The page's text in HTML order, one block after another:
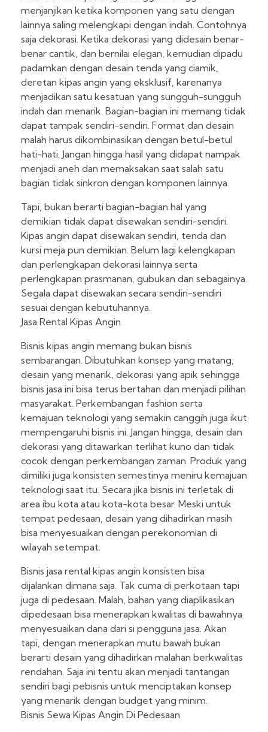
menjanjikan ketika komponen yang satu dengan
lainnya saling melengkapi dengan indah. Contohnya
saja dekorasi. Ketika dekorasi yang didesain benar-
benar cantik, dan bernilai elegan, kemudian dipadu
padamkan dengan desain tenda yang ciamik,
deretan kipas angin yang eksklusif, karenanya
menjadikan satu kesatuan yang sungguh-sungguh
indah dan menarik. Bagian-bagian ini memang tidak
dapat tampak sendiri-sendiri. Format dan desain
malah harus dikombinasikan dengan betul-betul
hati-hati. Jangan hingga hasil yang didapat nampak
menjadi aneh dan memaksakan saat salah satu
bagian tidak sinkron dengan komponen lainnya.
Tapi, bukan berarti bagian-bagian hal yang
demikian tidak dapat disewakan sendiri-sendiri.
Kipas angin dapat disewakan sendiri, tenda dan
kursi meja pun demikian. Belum lagi kelengkapan
dan perlengkapan dekorasi lainnya serta
perlengkapan prasmanan, gubukan dan sebagainya.
Segala dapat disewakan secara sendiri-sendiri
sesuai dengan kebutuhannya.
Jasa Rental Kipas Angin
Bisnis kipas angin memang bukan bisnis
sembarangan. Dibutuhkan konsep yang matang,
desain yang menarik, dekorasi yang apik sehingga
bisnis jasa ini bisa terus bertahan dan menjadi pilihan
masyarakat. Perkembangan fashion serta
kemajuan teknologi yang semakin canggih juga ikut
mempengaruhi bisnis ini. Jangan hingga, desain dan
dekorasi yang ditawarkan terlihat kuno dan tidak
cocok dengan perkembangan zaman. Produk yang
dimiliki juga konsisten semestinya meniru kemajuan
teknologi saat itu. Secara jika bisnis ini terletak di
area ibu kota atau kota-kota besar. Meski untuk
tempat pedesaan, desain yang dihadirkan masih
bisa menyesuaikan dengan perekonomian di
wilayah setempat.
Bisnis jasa rental kipas angin konsisten bisa
dijalankan dimana saja. Tak cuma di perkotaan tapi
juga di pedesaan. Malah, bahan yang diaplikasikan
dipedesaan bisa menerapkan kwalitas di bawahnya
menyesuaikan dana dari si pengguna jasa. Akan
tapi, dengan menerapkan mutu bawah bukan
berarti desain yang dihadirkan malahan berkwalitas
rendahan. Saja ini tentu akan menjadi tantangan
sendiri bagi pebisnis untuk menciptakan konsep
yang menarik dengan budget yang minim.
Bisnis Sewa Kipas Angin Di Pedesaan